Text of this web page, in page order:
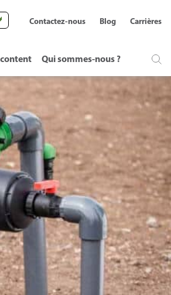
Qui sommes-nous ?
Contactez-nous Blog Carrières